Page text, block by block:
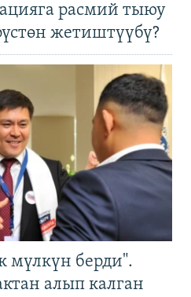
расмий тыюу
жетиштүүбү?
мүлкүн берди".
алып калган